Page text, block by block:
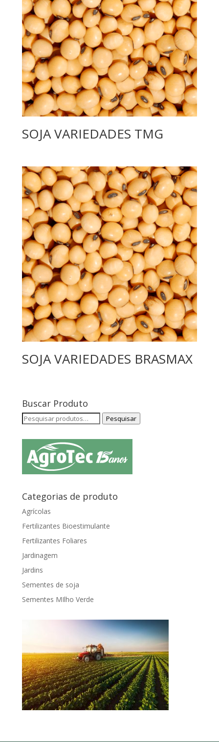
SOJA VARIEDADES TMG
SOJA VARIEDADES BRASMAX
Buscar Produto
Pesquisar
Pesquisar
Categorias de produto
Agrícolas
Fertilizantes Bioestimulante
Fertilizantes Foliares
Jardinagem
Jardins
Sementes de soja
Sementes MIlho Verde